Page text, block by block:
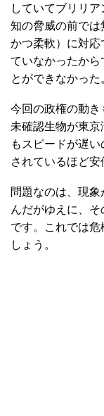
していてブリリ
知の脅威の前で
かつ柔軟）に対
ていなかったから
とができなかった
今回の政権の動き
未確認生物が東
もスピードが遅
されているほど安
問題なのは、現
んだがゆえに、
です。これでは
しょう。